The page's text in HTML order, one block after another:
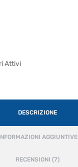
Attivi
DESCRIZIONE
AGGIUNTIVE
RECENSIONI (7)